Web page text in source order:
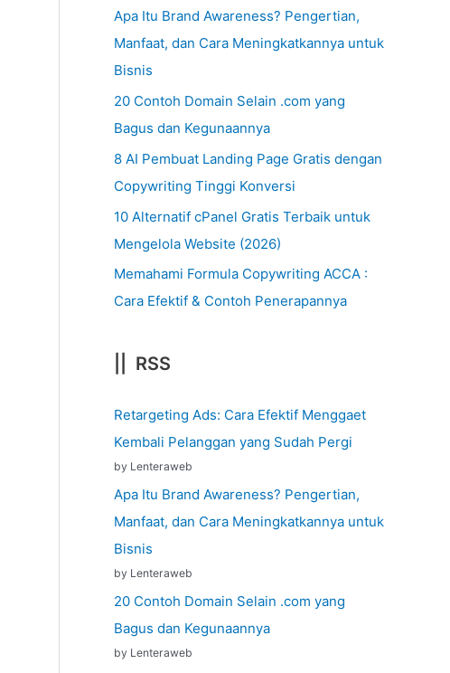
Apa Itu Brand Awareness? Pengertian,
Manfaat, dan Cara Meningkatkannya untuk
Bisnis
20 Contoh Domain Selain .com yang
Bagus dan Kegunaannya
8 AI Pembuat Landing Page Gratis dengan
Copywriting Tinggi Konversi
10 Alternatif cPanel Gratis Terbaik untuk
Mengelola Website (2026)
Memahami Formula Copywriting ACCA :
Cara Efektif & Contoh Penerapannya
|| RSS
Retargeting Ads: Cara Efektif Menggaet
Kembali Pelanggan yang Sudah Pergi
by Lenteraweb
Apa Itu Brand Awareness? Pengertian,
Manfaat, dan Cara Meningkatkannya untuk
Bisnis
by Lenteraweb
20 Contoh Domain Selain .com yang
Bagus dan Kegunaannya
by Lenteraweb